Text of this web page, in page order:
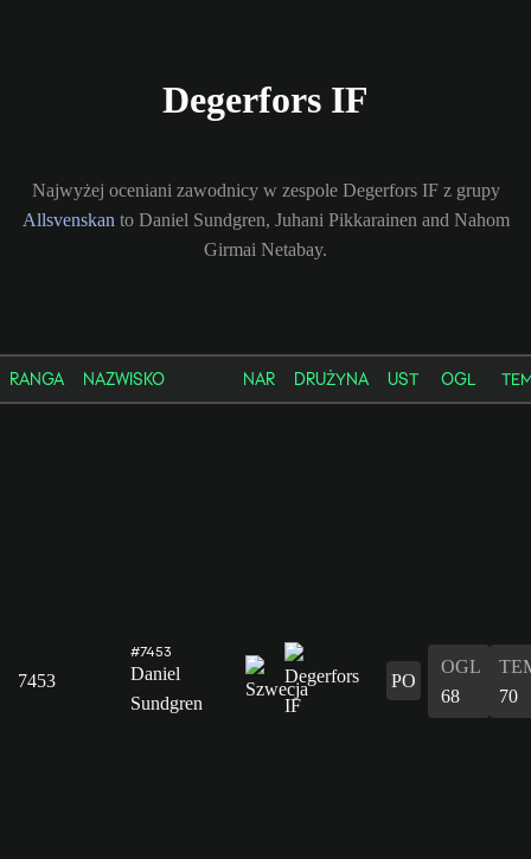
Degerfors IF
Najwyżej oceniani zawodnicy w zespole Degerfors IF z grupy
Allsvenskan to Daniel Sundgren, Juhani Pikkarainen and Nahom
Girmai Netabay.
RANGA NAZWISKO NAR DRUŻYNA UST OGL
7453
#7453
Daniel
Sundgren
PO
OGL
68
70